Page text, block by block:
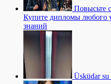
Повысьте
Купите дипломы любого
знаний
Üsküdar su